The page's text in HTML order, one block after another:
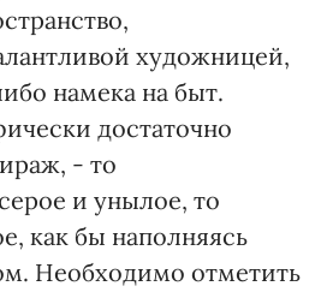
художницей,
намека на быт.
достаточно
- то
и унылое, то
как бы наполняясь
Необходимо отметить